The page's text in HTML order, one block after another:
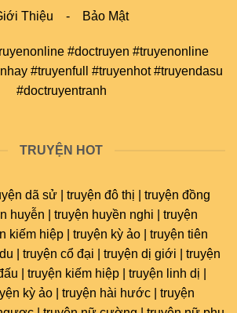
Thiệu - Bảo Mật
#doctruyen #truyenonline
#truyenfull #truyenhot #truyendasu
#doctruyentranh
TRUYỆN HOT
dã sử | truyện đô thị | truyện đồng
huyễn | truyện huyền nghi | truyện
kiếm hiệp | truyện kỳ ảo | truyện tiên
| truyện cổ đại | truyện dị giới | truyện
| truyện kiếm hiệp | truyện linh dị |
kỳ ảo | truyện hài hước | truyện